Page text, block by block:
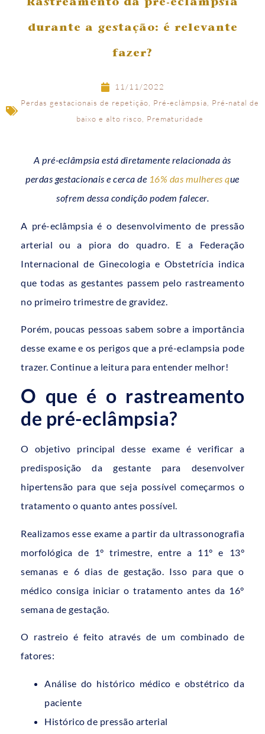
Rastreamento da pré-eclâmpsia
durante a gestação: é relevante
fazer?
11/11/2022
Perdas gestacionais de repetição
Pré-eclâmpsia
Pré-natal de
baixo e alto risco
Prematuridade
A pré-eclâmpsia está diretamente relacionada às
perdas gestacionais e cerca de 16% das mulheres que
sofrem dessa condição podem falecer.
A pré-eclâmpsia é o desenvolvimento de pressão
arterial ou a piora do quadro. E a Federação
Internacional de Ginecologia e Obstetrícia indica
que todas as gestantes passem pelo rastreamento
no primeiro trimestre de gravidez.
Porém, poucas pessoas sabem sobre a importância
desse exame e os perigos que a pré-eclampsia pode
trazer. Continue a leitura para entender melhor!
O que é o rastreamento
de pré-eclâmpsia?
O objetivo principal desse exame é verificar a
predisposição da gestante para desenvolver
hipertensão para que seja possível começarmos o
tratamento o quanto antes possível.
Realizamos esse exame a partir da ultrassonografia
morfológica de 1° trimestre, entre a 11° e 13°
semanas e 6 dias de gestação. Isso para que o
médico consiga iniciar o tratamento antes da 16°
semana de gestação.
O rastreio é feito através de um combinado de
fatores:
Análise do histórico médico e obstétrico da
paciente
Histórico de pressão arterial